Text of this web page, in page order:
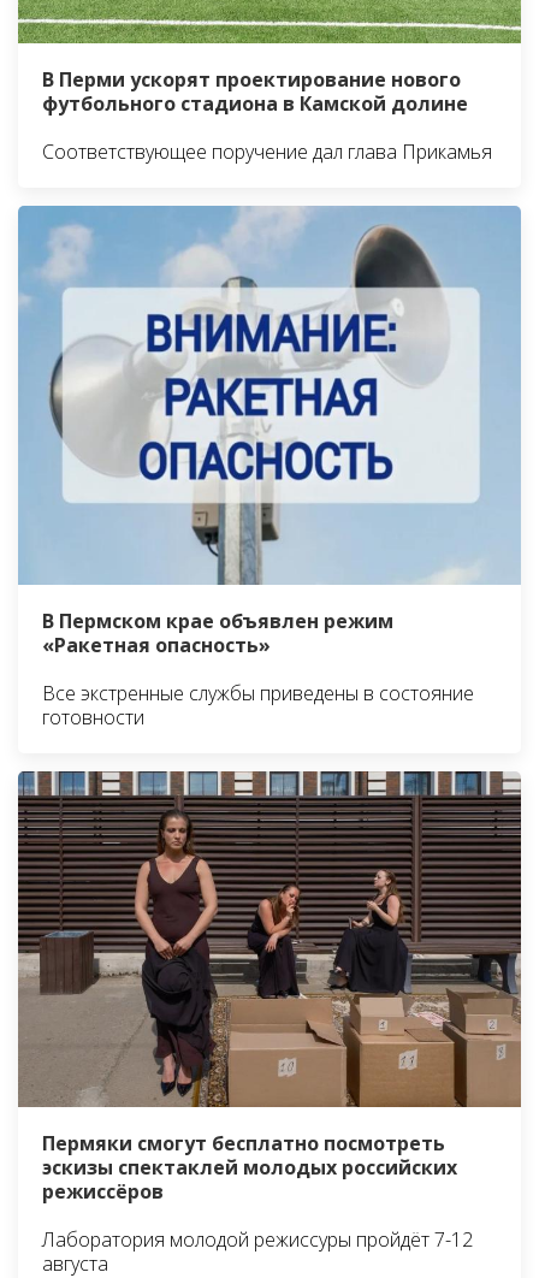
В Перми ускорят проектирование нового
футбольного стадиона в Камской долине
Соответствующее поручение дал глава Прикамья
В Пермском крае объявлен режим
«Ракетная опасность»
Все экстренные службы приведены в состояние
готовности
Пермяки смогут бесплатно посмотреть
эскизы спектаклей молодых российских
режиссёров
Лаборатория молодой режиссуры пройдёт 7-12
августа